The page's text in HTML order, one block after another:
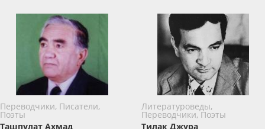
Переводчики, Писатели,
Поэты
Ташпулат Ахмад
Литературоведы,
Переводчики, Поэты
Тилак Джура